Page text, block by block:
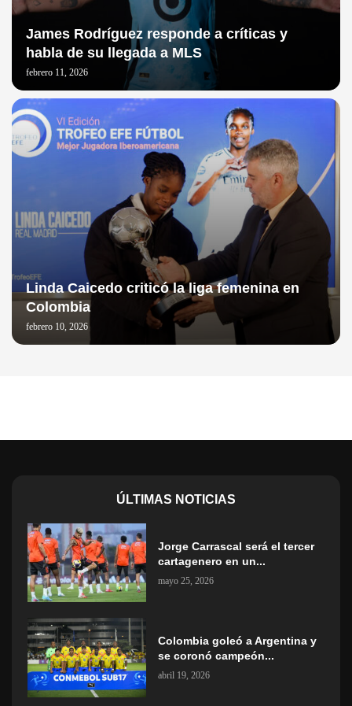
James Rodríguez responde a críticas y
habla de su llegada a MLS
febrero 11, 2026
Linda Caicedo criticó la liga femenina en
Colombia
febrero 10, 2026
ÚLTIMAS NOTICIAS
Jorge Carrascal será el tercer
cartagenero en un...
mayo 25, 2026
Colombia goleó a Argentina y
se coronó campeón...
abril 19, 2026